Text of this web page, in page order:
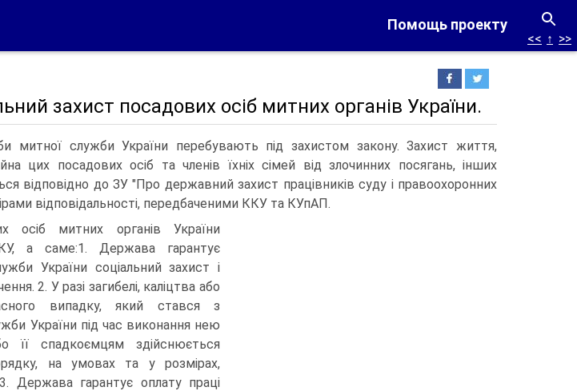
Помощь проекту
<< ↑ >>
захист посадових осіб митних органів України.
митної служби України перебувають під захистом закону. Захист життя,
цих посадових осіб та членів їхніх сімей від злочинних посягань, інших
відповідно до ЗУ "Про державний захист працівників суду і правоохоронних
відповідальності, передбаченими ККУ та КУпАП.
осіб митних органів України
а саме:1. Держава гарантує
України соціальний захист і
2. У разі загибелі, каліцтва або
випадку, який стався з
України під час виконання нею
її спадкоємцям здійснюється
на умовах та у розмірах,
Держава гарантує оплату праці